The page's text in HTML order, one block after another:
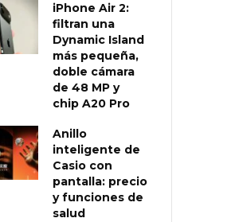
iPhone Air 2:
filtran una
Dynamic Island
más pequeña,
doble cámara
de 48 MP y
chip A20 Pro
Anillo
inteligente de
Casio con
pantalla: precio
y funciones de
salud